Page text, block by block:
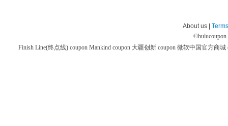
About us |
©
Finish Line(终点线) coupon Mankind coupon 大疆创新 coupon 微软中国官方商城